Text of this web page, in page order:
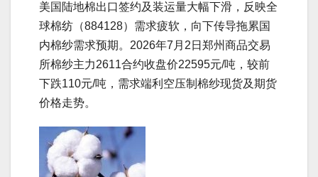
美国陆地棉出口签约及装运量大幅下滑，反映全
球棉纺（884128）需求疲软，向下传导拖累国
内棉纱需求预期。2026年7月2日郑州商品交易
所棉纱主力2611合约收盘价22595元/吨，较前
下跌110元/吨，需求端利空压制棉纱现货及期货
价格走势。